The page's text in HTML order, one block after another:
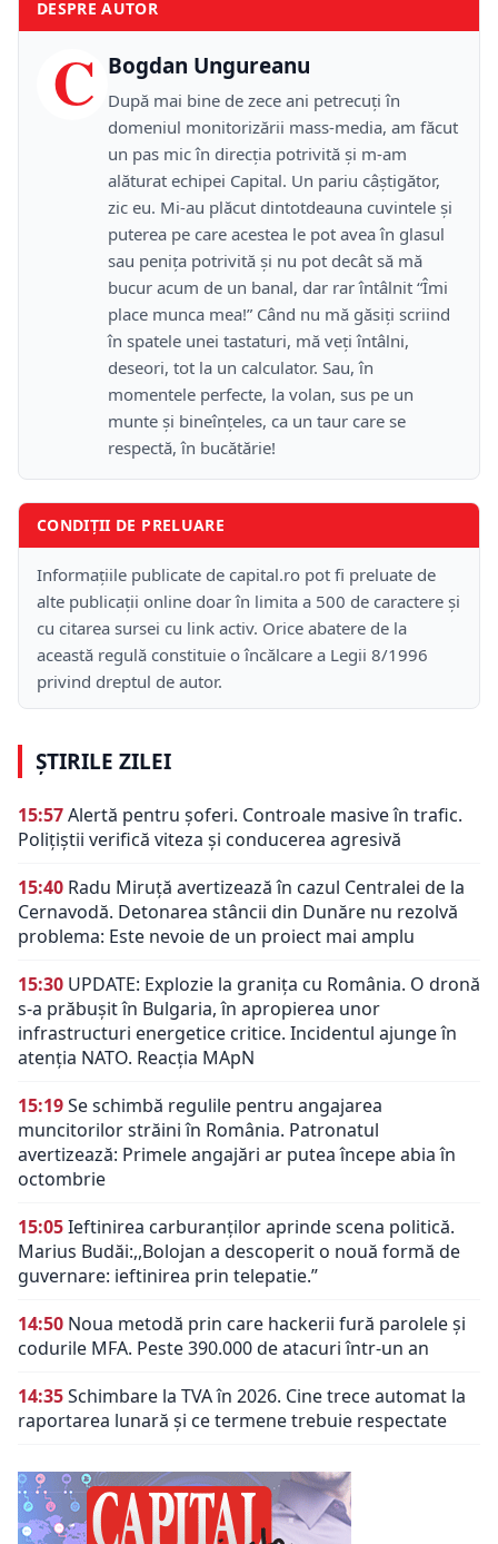
DESPRE AUTOR
C Bogdan Ungureanu
După mai bine de zece ani petrecuţi în
domeniul monitorizării mass-media, am făcut
un pas mic în direcţia potrivită şi m-am
alăturat echipei Capital. Un pariu câştigător,
zic eu. Mi-au plăcut dintotdeauna cuvintele şi
puterea pe care acestea le pot avea în glasul
sau peniţa potrivită şi nu pot decât să mă
bucur acum de un banal, dar rar întâlnit “Îmi
place munca mea!” Când nu mă găsiţi scriind
în spatele unei tastaturi, mă veţi întâlni,
deseori, tot la un calculator. Sau, în
momentele perfecte, la volan, sus pe un
munte şi bineînţeles, ca un taur care se
respectă, în bucătărie!
CONDIȚII DE PRELUARE
Informațiile publicate de capital.ro pot fi preluate de
alte publicații online doar în limita a 500 de caractere și
cu citarea sursei cu link activ. Orice abatere de la
această regulă constituie o încălcare a Legii 8/1996
privind dreptul de autor.
ȘTIRILE ZILEI
15:57Alertă pentru șoferi. Controale masive în trafic.
Polițiștii verifică viteza și conducerea agresivă
15:40 Radu Miruță avertizează în cazul Centralei de la
Cernavodă. Detonarea stâncii din Dunăre nu rezolvă
problema: Este nevoie de un proiect mai amplu
15:30 UPDATE: Explozie la granița cu România. O dronă
s-a prăbușit în Bulgaria, în apropierea unor
infrastructuri energetice critice. Incidentul ajunge în
atenția NATO. Reacția MApN
15:19Se schimbă regulile pentru angajarea
muncitorilor străini în România. Patronatul
avertizează: Primele angajări ar putea începe abia în
octombrie
15:05Ieftinirea carburanților aprinde scena politică.
Marius Budăi:,,Bolojan a descoperit o nouă formă de
guvernare: ieftinirea prin telepatie.”
14:50 Noua metodă prin care hackerii fură parolele și
codurile MFA. Peste 390.000 de atacuri într-un an
14:35Schimbare la TVA în 2026. Cine trece automat la
raportarea lunară și ce termene trebuie respectate